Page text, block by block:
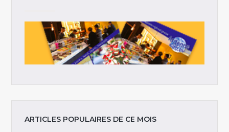
ARTICLES POPULAIRES DE CE MOIS